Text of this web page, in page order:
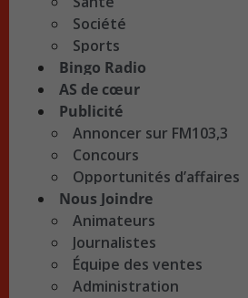
Société
Sports
Bingo Radio
AS de cœur
Publicité
Annoncer sur FM103,3
Concours
Opportunités d’affaires
Nous Joindre
Animateurs
Journalistes
Équipe des ventes
Administration